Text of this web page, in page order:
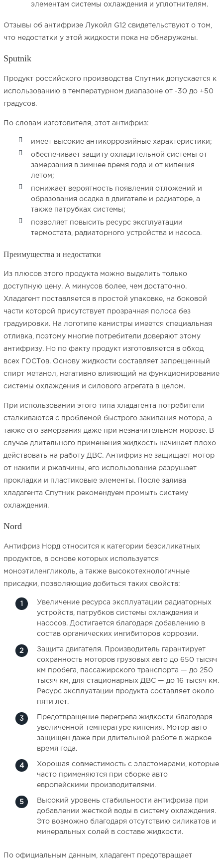
элементам системы охлаждения и уплотнителям.
Отзывы об антифризе Лукойл G12 свидетельствуют о том,
что недостатки у этой жидкости пока не обнаружены.
Sputnik
Продукт российского производства Спутник допускается к
использованию в температурном диапазоне от -30 до +50
градусов.
По словам изготовителя, этот антифриз:
имеет высокие антикоррозийные характеристики;
обеспечивает защиту охладительной системы от
замерзания в зимнее время года и от кипения
летом;
понижает вероятность появления отложений и
образования осадка в двигателе и радиаторе, а
также патрубках системы;
позволяет повысить ресурс эксплуатации
термостата, радиаторного устройства и насоса.
Преимущества и недостатки
Из плюсов этого продукта можно выделить только
доступную цену. А минусов более, чем достаточно.
Хладагент поставляется в простой упаковке, на боковой
части которой присутствует прозрачная полоса без
градуировки. На логотипе канистры имеется специальная
отливка, поэтому многие потребители доверяют этому
антифризу. Но по факту продукт изготовляется в обход
всех ГОСТов. Основу жидкости составляет запрещенный
спирт метанол, негативно влияющий на функционирование
системы охлаждения и силового агрегата в целом.
При использовании этого типа хладагента потребители
сталкиваются с проблемой быстрого закипания мотора, а
также его замерзания даже при незначительном морозе. В
случае длительного применения жидкость начинает плохо
действовать на работу ДВС. Антифриз не защищает мотор
от накипи и ржавчины, его использование разрушает
прокладки и пластиковые элементы. После залива
хладагента Спутник рекомендуем промыть систему
охлаждения.
Nord
Антифриз Норд относится к категории безсиликатных
продуктов, в основе которых используется
моноэтиленгликоль, а также высокотехнологичные
присадки, позволяющие добиться таких свойств:
Увеличение ресурса эксплуатации радиаторных
устройств, патрубков системы охлаждения и
насосов. Достигается благодаря добавлению в
состав органических ингибиторов коррозии.
Защита двигателя. Производитель гарантирует
сохранность моторов грузовых авто до 650 тысяч
км пробега, пассажирского транспорта — до 250
тысяч км, для стационарных ДВС — до 16 тысяч км.
Ресурс эксплуатации продукта составляет около
пяти лет.
Предотвращение перегрева жидкости благодаря
увеличенной температуре кипения. Мотор авто
защищен даже при длительной работе в жаркое
время года.
Хорошая совместимость с эластомерами, которые
часто применяются при сборке авто
европейскими производителями.
Высокий уровень стабильности антифриза при
добавлении жесткой воды в систему охлаждения.
Это возможно благодаря отсутствию силикатов и
минеральных солей в составе жидкости.
По официальным данным, хладагент предотвращает